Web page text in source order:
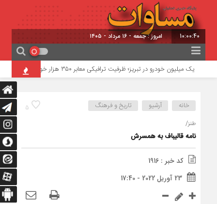
10:00:41 امروز : جمعه - ۱۶ مرداد - ۱۴۰۵
یک میلیون خودرو در تبریز؛ ظرفیت ترافیکی معابر ۳۵۰ هزار خودرو
5 خانه آرشیو تاریخ و فرهنگ
طنز/
نامه قالیباف به همسرش
کد خبر : 1916
23 آوریل 2022 - 17:40